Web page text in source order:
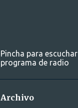
Pincha para
programa de radio
Archivo